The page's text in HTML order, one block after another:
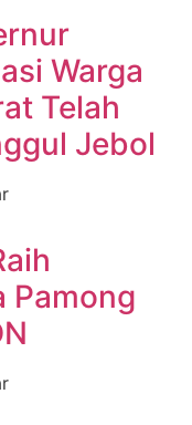
Warga
Telah
Jebol
Pamong